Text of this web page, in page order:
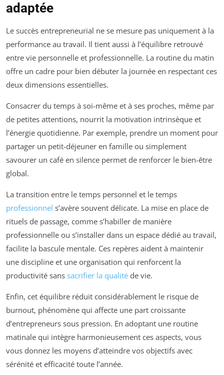
adaptée
Le succès entrepreneurial ne se mesure pas uniquement à la
performance au travail. Il tient aussi à l’équilibre retrouvé
entre vie personnelle et professionnelle. La routine du matin
offre un cadre pour bien débuter la journée en respectant ces
deux dimensions essentielles.
Consacrer du temps à soi-même et à ses proches, même par
de petites attentions, nourrit la motivation intrinsèque et
l’énergie quotidienne. Par exemple, prendre un moment pour
partager un petit-déjeuner en famille ou simplement
savourer un café en silence permet de renforcer le bien-être
global.
La transition entre le temps personnel et le temps
professionnel s’avère souvent délicate. La mise en place de
rituels de passage, comme s’habiller de manière
professionnelle ou s’installer dans un espace dédié au travail,
facilite la bascule mentale. Ces repères aident à maintenir
une discipline et une organisation qui renforcent la
productivité sans sacrifier la qualité de vie.
Enfin, cet équilibre réduit considérablement le risque de
burnout, phénomène qui affecte une part croissante
d’entrepreneurs sous pression. En adoptant une routine
matinale qui intègre harmonieusement ces aspects, vous
vous donnez les moyens d’atteindre vos objectifs avec
sérénité et efficacité toute l’année.